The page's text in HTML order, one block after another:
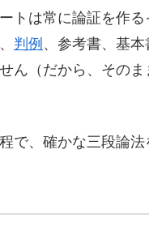
トは常に論証を作る
判例 、参考書、基本
ん（だから、そのま
で、確かな三段論法